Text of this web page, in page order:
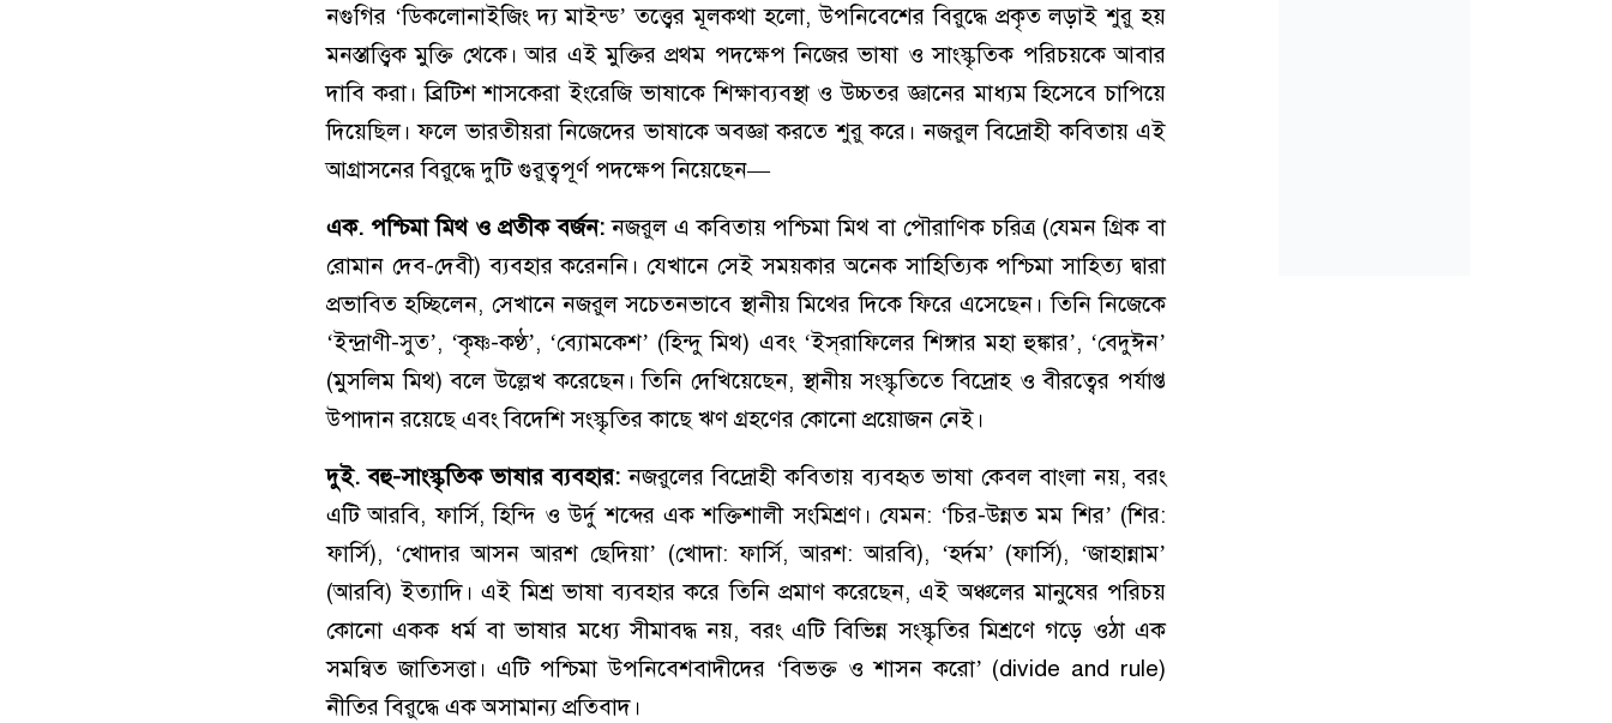
নগুগির ‘ডিকলোনাইজিং দ্য মাইন্ড’ তত্ত্বের মূলকথা হলো, উপনিবেশের বিরুদ্ধে প্রকৃত লড়াই শুরু হয়
মনস্তাত্ত্বিক মুক্তি থেকে। আর এই মুক্তির প্রথম পদক্ষেপ নিজের ভাষা ও সাংস্কৃতিক পরিচয়কে আবার
দাবি করা। ব্রিটিশ শাসকেরা ইংরেজি ভাষাকে শিক্ষাব্যবস্থা ও উচ্চতর জ্ঞানের মাধ্যম হিসেবে চাপিয়ে
দিয়েছিল। ফলে ভারতীয়রা নিজেদের ভাষাকে অবজ্ঞা করতে শুরু করে। নজরুল বিদ্রোহী কবিতায় এই
আগ্রাসনের বিরুদ্ধে দুটি গুরুত্বপূর্ণ পদক্ষেপ নিয়েছেন—
এক. পশ্চিমা মিথ ও প্রতীক বর্জন:নজরুল এ কবিতায় পশ্চিমা মিথ বা পৌরাণিক চরিত্র (যেমন গ্রিক বা
রোমান দেব-দেবী) ব্যবহার করেননি। যেখানে সেই সময়কার অনেক সাহিত্যিক পশ্চিমা সাহিত্য দ্বারা
প্রভাবিত হচ্ছিলেন, সেখানে নজরুল সচেতনভাবে স্থানীয় মিথের দিকে ফিরে এসেছেন। তিনি নিজেকে
‘ইন্দ্রাণী-সুত’, ‘কৃষ্ণ-কণ্ঠ’, ‘ব্যোমকেশ’ (হিন্দু মিথ) এবং ‘ইস্‌রাফিলের শিঙ্গার মহা হুঙ্কার’, ‘বেদুঈন’
(মুসলিম মিথ) বলে উল্লেখ করেছেন। তিনি দেখিয়েছেন, স্থানীয় সংস্কৃতিতে বিদ্রোহ ও বীরত্বের পর্যাপ্ত
উপাদান রয়েছে এবং বিদেশি সংস্কৃতির কাছে ঋণ গ্রহণের কোনো প্রয়োজন নেই।
দুই. বহু-সাংস্কৃতিক ভাষার ব্যবহার: নজরুলের বিদ্রোহী কবিতায় ব্যবহৃত ভাষা কেবল বাংলা নয়, বরং
এটি আরবি, ফার্সি, হিন্দি ও উর্দু শব্দের এক শক্তিশালী সংমিশ্রণ। যেমন: ‘চির-উন্নত মম শির’ (শির:
ফার্সি), ‘খোদার আসন আরশ ছেদিয়া’ (খোদা: ফার্সি, আরশ: আরবি), ‘হর্দম’ (ফার্সি), ‘জাহান্নাম’
(আরবি) ইত্যাদি। এই মিশ্র ভাষা ব্যবহার করে তিনি প্রমাণ করেছেন, এই অঞ্চলের মানুষের পরিচয়
কোনো একক ধর্ম বা ভাষার মধ্যে সীমাবদ্ধ নয়, বরং এটি বিভিন্ন সংস্কৃতির মিশ্রণে গড়ে ওঠা এক
সমন্বিত জাতিসত্তা। এটি পশ্চিমা উপনিবেশবাদীদের ‘বিভক্ত ও শাসন করো’ (divide and rule)
নীতির বিরুদ্ধে এক অসামান্য প্রতিবাদ।